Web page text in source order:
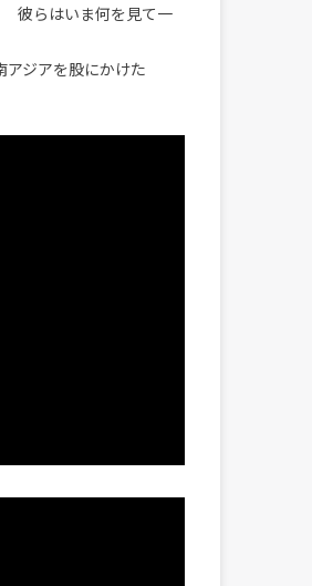
彼らはいま何を見て一
アジアを股にかけた